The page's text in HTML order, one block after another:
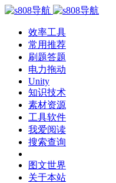
效率工具
常用推荐
刷题答题
电力拖动
Unity
知识技术
素材资源
工具软件
我爱阅读
搜索查询
图文世界
关于本站